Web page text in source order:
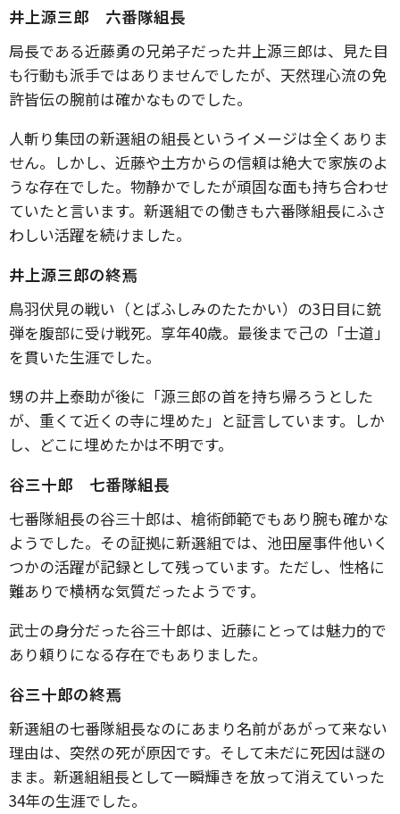
井上源三郎 六番隊組長
局長である近藤勇の兄弟子だった井上源三郎は、見た目
も行動も派手ではありませんでしたが、天然理心流の免
許皆伝の腕前は確かなものでした。
人斬り集団の新選組の組長というイメージは全くありま
せん。しかし、近藤や土方からの信頼は絶大で家族のよ
うな存在でした。物静かでしたが頑固な面も持ち合わせ
ていたと言います。新選組での働きも六番隊組長にふさ
わしい活躍を続けました。
井上源三郎の終焉
鳥羽伏見の戦い（とばふしみのたたかい）の3日目に銃
弾を腹部に受け戦死。享年40歳。最後まで己の「士道」
を貫いた生涯でした。
甥の井上泰助が後に「源三郎の首を持ち帰ろうとした
が、重くて近くの寺に埋めた」と証言しています。しか
し、どこに埋めたかは不明です。
谷三十郎 七番隊組長
七番隊組長の谷三十郎は、槍術師範でもあり腕も確かな
ようでした。その証拠に新選組では、池田屋事件他いく
つかの活躍が記録として残っています。ただし、性格に
難ありで横柄な気質だったようです。
武士の身分だった谷三十郎は、近藤にとっては魅力的で
あり頼りになる存在でもありました。
谷三十郎の終焉
新選組の七番隊組長なのにあまり名前があがって来ない
理由は、突然の死が原因です。そして未だに死因は謎の
まま。新選組組長として一瞬輝きを放って消えていった
34年の生涯でした。